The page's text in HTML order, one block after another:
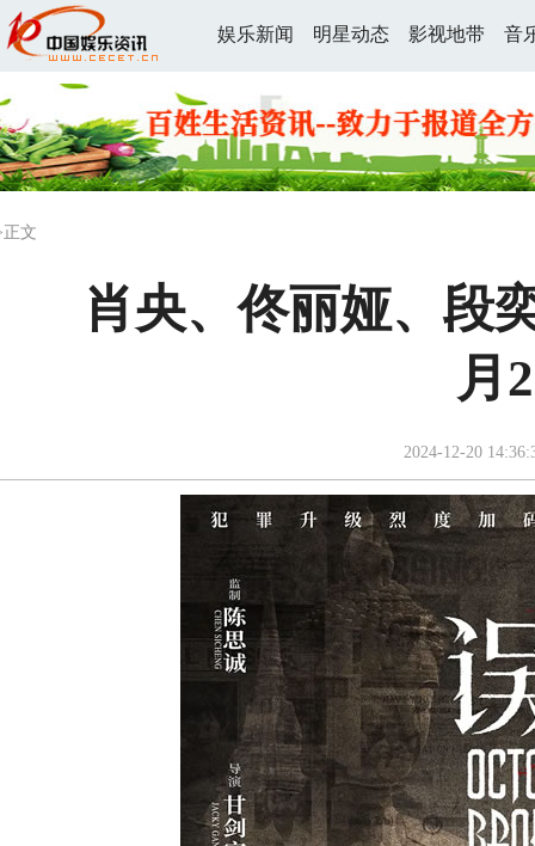
娱乐新闻 明星动态 影视地带 音
文
肖央、佟丽娅、段
月
2024-12-20